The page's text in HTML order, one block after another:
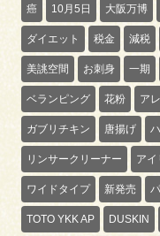
癌 10月5日 大阪万博
ダイエット 税金 減税
美誂空間 お刺身 一期
ベランピング 花粉 ア
ガブリチキン 唐揚げ
リンサークリーナー アイ
ワイドタイプ 新発売
TOTO YKK AP DUSKIN